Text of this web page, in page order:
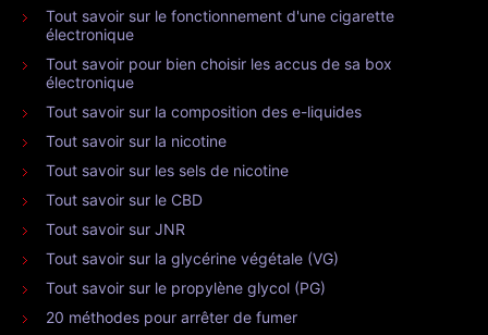
Tout savoir sur le fonctionnement d'une cigarette
électronique
Tout savoir pour bien choisir les accus de sa box
électronique
Tout savoir sur la composition des e-liquides
Tout savoir sur la nicotine
Tout savoir sur les sels de nicotine
Tout savoir sur le CBD
Tout savoir sur JNR
Tout savoir sur la glycérine végétale (VG)
Tout savoir sur le propylène glycol (PG)
20 méthodes pour arrêter de fumer